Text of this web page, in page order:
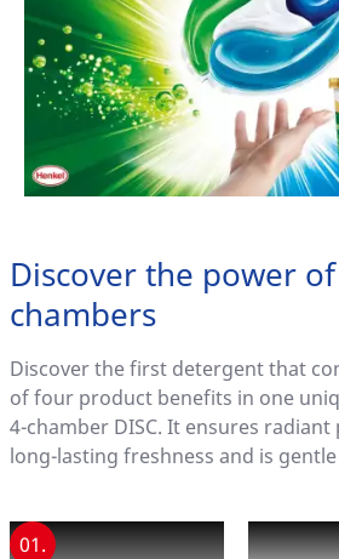
Discover the power
chambers
Discover the first detergent that
of four product benefits in one
4-chamber DISC. It ensures
long-lasting freshness and is
01.